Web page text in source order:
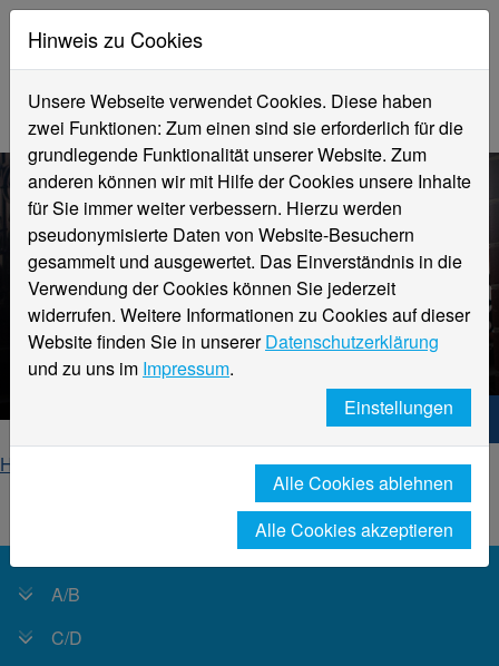
Textil- und Bekleidungstechnik
Link Sammlung
Hochschule Niederrhein. Dein Weg.
Home
Fachbereich Textil- und Bekleidungstechnik
A/B
C/D
Hinweis zu Cookies
Unsere Webseite verwendet Cookies. Diese haben
zwei Funktionen: Zum einen sind sie erforderlich für die
grundlegende Funktionalität unserer Website. Zum
anderen können wir mit Hilfe der Cookies unsere Inhalte
für Sie immer weiter verbessern. Hierzu werden
pseudonymisierte Daten von Website-Besuchern
gesammelt und ausgewertet. Das Einverständnis in die
Verwendung der Cookies können Sie jederzeit
widerrufen. Weitere Informationen zu Cookies auf dieser
Website finden Sie in unsererDatenschutzerklärung
und zu uns im Impressum.
Einstellungen
Alle Cookies ablehnen
Alle Cookies akzeptieren